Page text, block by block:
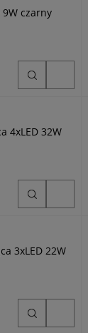
czarny
4xLED 32W